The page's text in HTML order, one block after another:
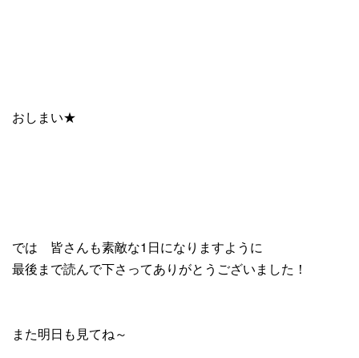
おしまい★
では 皆さんも素敵な1日になりますように
最後まで読んで下さってありがとうございました！
また明日も見てね～